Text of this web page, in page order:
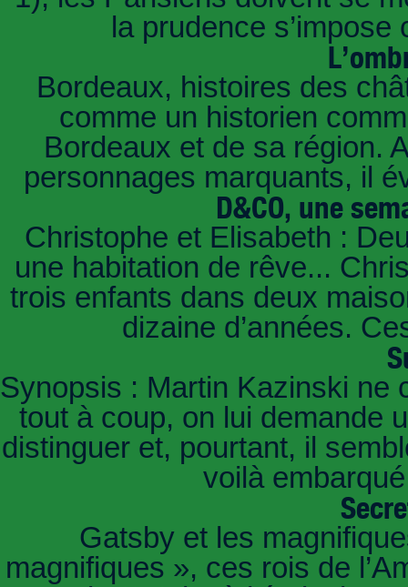
la prudence
Bordeaux, histoires des
comme un historien
Bordeaux et de sa région.
personnages marquants, il
D&CO, une
Christophe et Elisabeth :
une habitation de rêve...
trois enfants dans deux
dizaine d’années.
Synopsis : Martin Kazinski ne
tout à coup, on lui demande
distinguer et, pourtant, il
voilà
Gatsby et les
magnifiques », ces rois de